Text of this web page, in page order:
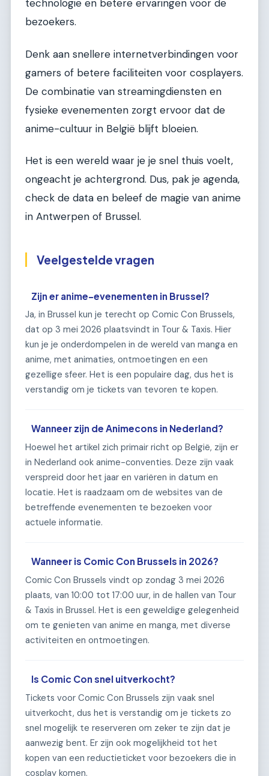
technologie en betere ervaringen voor de
bezoekers.
Denk aan snellere internetverbindingen voor
gamers of betere faciliteiten voor cosplayers.
De combinatie van streamingdiensten en
fysieke evenementen zorgt ervoor dat de
anime-cultuur in België blijft bloeien.
Het is een wereld waar je je snel thuis voelt,
ongeacht je achtergrond. Dus, pak je agenda,
check de data en beleef de magie van anime
in Antwerpen of Brussel.
Veelgestelde vragen
Zijn er anime-evenementen in Brussel?
Ja, in Brussel kun je terecht op Comic Con Brussels,
dat op 3 mei 2026 plaatsvindt in Tour & Taxis. Hier
kun je je onderdompelen in de wereld van manga en
anime, met animaties, ontmoetingen en een
gezellige sfeer. Het is een populaire dag, dus het is
verstandig om je tickets van tevoren te kopen.
Wanneer zijn de Animecons in Nederland?
Hoewel het artikel zich primair richt op België, zijn er
in Nederland ook anime-conventies. Deze zijn vaak
verspreid door het jaar en variëren in datum en
locatie. Het is raadzaam om de websites van de
betreffende evenementen te bezoeken voor
actuele informatie.
Wanneer is Comic Con Brussels in 2026?
Comic Con Brussels vindt op zondag 3 mei 2026
plaats, van 10:00 tot 17:00 uur, in de hallen van Tour
& Taxis in Brussel. Het is een geweldige gelegenheid
om te genieten van anime en manga, met diverse
activiteiten en ontmoetingen.
Is Comic Con snel uitverkocht?
Tickets voor Comic Con Brussels zijn vaak snel
uitverkocht, dus het is verstandig om je tickets zo
snel mogelijk te reserveren om zeker te zijn dat je
aanwezig bent. Er zijn ook mogelijkheid tot het
kopen van een reductieticket voor bezoekers die in
cosplay komen.